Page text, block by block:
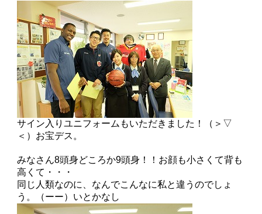
サイン入りユニフォームもいただきました！（＞▽
＜）お宝デス。
みなさん8頭身どころか9頭身！！お顔も小さくて背も
高くて・・・
同じ人類なのに、なんでこんなに私と違うのでしょ
う。（ーー）いとかなし